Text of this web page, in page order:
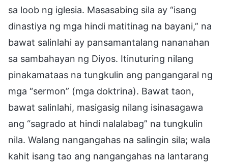
sa loob ng iglesia. Masasabing sila ay “isang
dinastiya ng mga hindi matitinag na bayani,” na
bawat salinlahi ay pansamantalang nananahan
sa sambahayan ng Diyos. Itinuturing nilang
pinakamataas na tungkulin ang pangangaral ng
mga “sermon” (mga doktrina). Bawat taon,
bawat salinlahi, masigasig nilang isinasagawa
ang “sagrado at hindi nalalabag” na tungkulin
nila. Walang nangangahas na salingin sila; wala
kahit isang tao ang nangangahas na lantarang